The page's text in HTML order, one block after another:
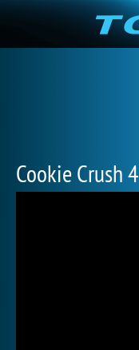
Cookie Crush 4